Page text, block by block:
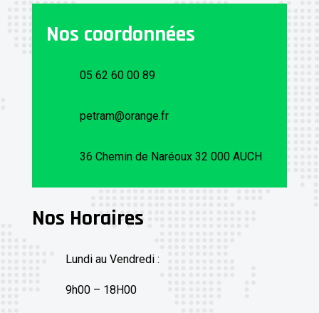
Nos coordonnées
05 62 60 00 89
petram@orange.fr
36 Chemin de Naréoux 32 000 AUCH
Nos Horaires
Lundi au Vendredi :
9h00 – 18H00